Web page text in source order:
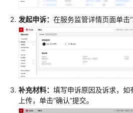
用
商
了
两
类
验
发起申诉： 在服务监管详情页面单击“
补充材料： 填写申诉原因及诉求，
上传，单击“确认”提交。